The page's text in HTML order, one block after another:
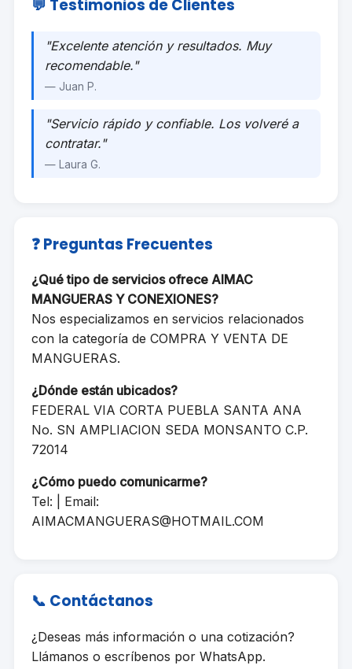
💬 Testimonios de Clientes
"Excelente atención y resultados. Muy
recomendable."
— Juan P.
"Servicio rápido y confiable. Los volveré a
contratar."
— Laura G.
❓ Preguntas Frecuentes
¿Qué tipo de servicios ofrece AIMAC
MANGUERAS Y CONEXIONES?
Nos especializamos en servicios relacionados
con la categoría de COMPRA Y VENTA DE
MANGUERAS.
¿Dónde están ubicados?
FEDERAL VIA CORTA PUEBLA SANTA ANA
No. SN AMPLIACION SEDA MONSANTO C.P.
72014
¿Cómo puedo comunicarme?
Tel: | Email:
AIMACMANGUERAS@HOTMAIL.COM
📞 Contáctanos
¿Deseas más información o una cotización?
Llámanos o escríbenos por WhatsApp.